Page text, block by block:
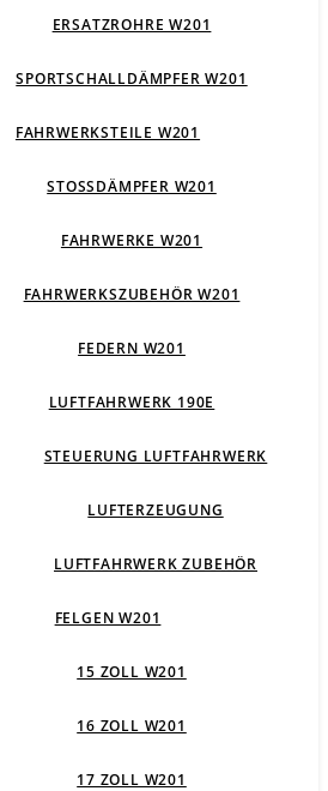
ERSATZROHRE W201
SPORTSCHALLDÄMPFER W201
FAHRWERKSTEILE W201
STOSSDÄMPFER W201
FAHRWERKE W201
FAHRWERKSZUBEHÖR W201
FEDERN W201
LUFTFAHRWERK 190E
STEUERUNG LUFTFAHRWERK
LUFTERZEUGUNG
LUFTFAHRWERK ZUBEHÖR
FELGEN W201
15 ZOLL W201
16 ZOLL W201
17 ZOLL W201